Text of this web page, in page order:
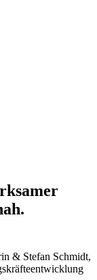
& Stefan Schmidt,